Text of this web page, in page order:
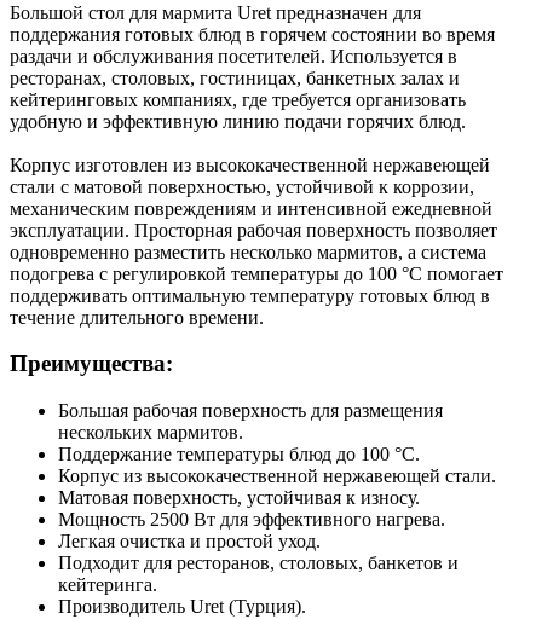
Большой стол для мармита Uret предназначен для
поддержания готовых блюд в горячем состоянии во время
раздачи и обслуживания посетителей. Используется в
ресторанах, столовых, гостиницах, банкетных залах и
кейтеринговых компаниях, где требуется организовать
удобную и эффективную линию подачи горячих блюд.
Корпус изготовлен из высококачественной нержавеющей
стали с матовой поверхностью, устойчивой к коррозии,
механическим повреждениям и интенсивной ежедневной
эксплуатации. Просторная рабочая поверхность позволяет
одновременно разместить несколько мармитов, а система
подогрева с регулировкой температуры до 100 °C помогает
поддерживать оптимальную температуру готовых блюд в
течение длительного времени.
Преимущества:
Большая рабочая поверхность для размещения
нескольких мармитов.
Поддержание температуры блюд до 100 °C.
Корпус из высококачественной нержавеющей стали.
Матовая поверхность, устойчивая к износу.
Мощность 2500 Вт для эффективного нагрева.
Легкая очистка и простой уход.
Подходит для ресторанов, столовых, банкетов и
кейтеринга.
Производитель Uret (Турция).